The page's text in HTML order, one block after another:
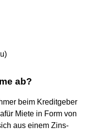
ab?
beim Kreditgeber
Miete in Form von
aus einem Zins-